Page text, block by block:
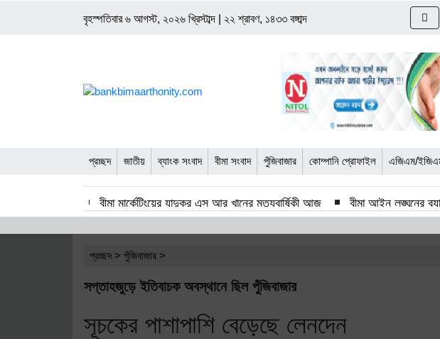
বৃহস্পতিবার ৬ আগস্ট, ২০২৬ খ্রিস্টাব্দ ২২ শ্রাবণ, ১৪৩৩ বঙ্গাব্দ
প্রচ্ছদ জাতীয় ব্যাংক সংবাদ বীমা সংবাদ পুঁজিবাজার কোম্পানি প্রোফাইল এজিএম/
বীমা মার্কেটিংয়ের যাদুকর এস আর খানের মৃত্যুবার্ষিকী আজ বীমা আইন লঙ্ঘনের
সংবিধান সংশোধনে অংশীজনদের মতামত নেওয়া হবে : আইনমন্ত্রী বাংলাদেশ-
বিনিয়োগ ও বাংলাদেশ থেকে দক্ষ শ্রমিক নিতে আগ্রহী সৌদি
৩৬ লাখ ৮৩ হাজার টাকার বীমা দাবি পরিশোধ করলো ন্যাশনাল লাইফ আলফা
প্রচ্ছদ > পুঁজিবাজার >
সপ্তাহজুড়ে ইতিবাচক অবস্থানে ছিল পুঁজিবাজার
সূচকের পাশাপাশি বেড়েছে লেনদেন